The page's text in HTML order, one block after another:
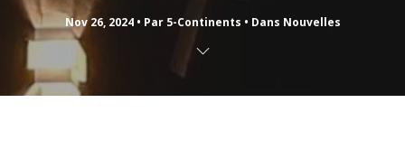
Nov 26, 2024 Par 5-Continents Dans Nouvelles